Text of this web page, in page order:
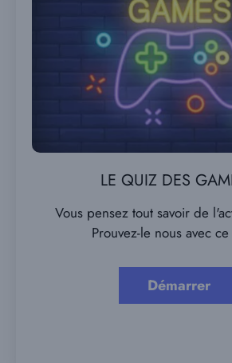
LE QUIZ DES
Vous pensez tout savoir de
Prouvez-le nous avec